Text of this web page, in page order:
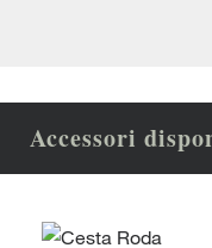
Accessori